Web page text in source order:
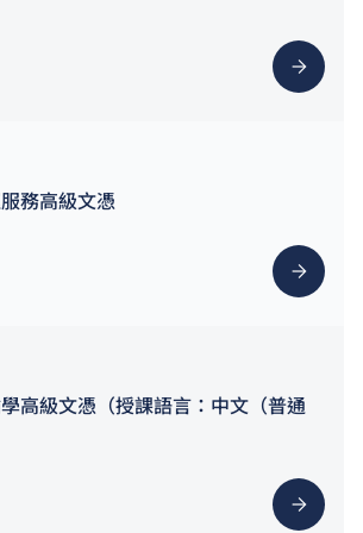
務高級文憑
高級文憑（授課語言：中文（普通